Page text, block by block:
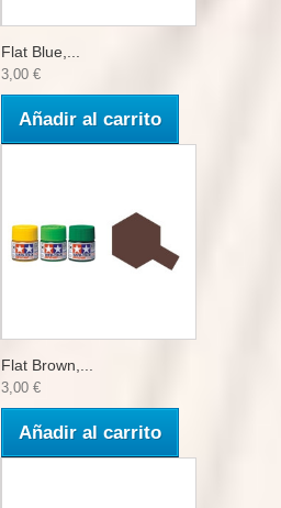
Flat Blue,...
3,00 €
Añadir al carrito
Flat Brown,...
3,00 €
Añadir al carrito